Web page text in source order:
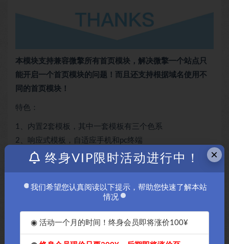
本模块支持兼容微擎所有首页模块，解决微擎一个站点只
能开启一个首页模块的问题！而且还支持根据域名使用不
同的首页模块！
特色：
1、内置2套模板，其中一套模板有三个色系
2、响应式模板，自适应手机和pc终端
3、全新OEM代理功能，代理自己设置oem的内容；
5、代理会员自动归属到该代理商
6、用户可以自己创建模板
7、创始人和代理商支持多域名绑定
8、使用教程点击；OK源码中国首发微擎破解模块首页主
×
终身VIP限时活动进行中！
我们希望您认真阅读以下提示，帮助您快速了解本站
情况
◉ 活动一个月的时间！终身会员即将涨价100¥